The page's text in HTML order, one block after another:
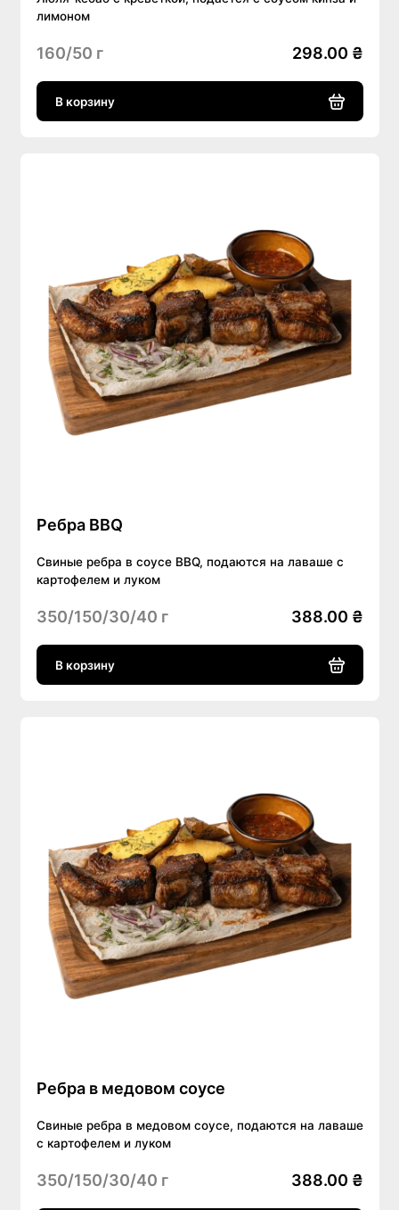
лимоном
160/50 г 298.00 ₴
В корзину
Ребра BBQ
Свиные ребра в соусе BBQ, подаются на лаваше с
картофелем и луком
350/150/30/40 г 388.00 ₴
В корзину
Ребра в медовом соусе
Свиные ребра в медовом соусе, подаются на лаваше
с картофелем и луком
350/150/30/40 г 388.00 ₴